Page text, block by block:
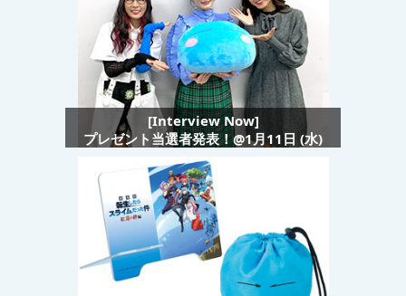
[Interview Now]
プレゼント当選者発表！@1月11日 (水)